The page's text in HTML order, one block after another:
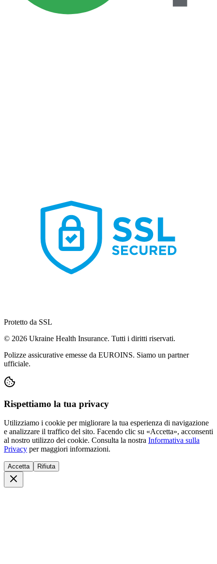
Protetto da SSL
© 2026 Ukraine Health Insurance. Tutti i diritti riservati.
Polizze assicurative emesse da EUROINS. Siamo un partner
ufficiale.
Rispettiamo la tua privacy
Utilizziamo i cookie per migliorare la tua esperienza di navigazione
e analizzare il traffico del sito. Facendo clic su «Accetta», acconsenti
al nostro utilizzo dei cookie. Consulta la nostra Informativa sulla
Privacy per maggiori informazioni.
Accetta Rifiuta